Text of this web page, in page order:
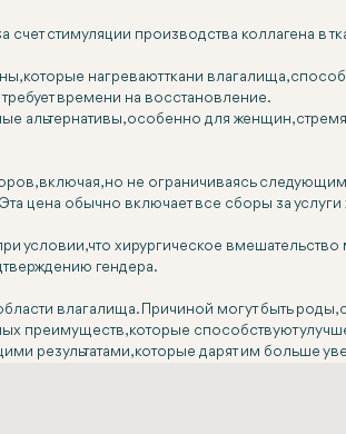
стимуляции производства коллагена
которые нагревают ткани влагалища,
времени на восстановление.
альтернативы, особенно для женщин,
включая, но не ограничиваясь
цена обычно включает все сборы за услуги
условии, что хирургическое
гендера.
влагалища. Причиной могут быть
преимуществ, которые способствуют
результатами, которые дарят им больше